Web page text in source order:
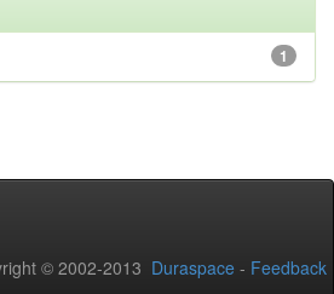
1
© 2002-2013 Duraspace - Feedback